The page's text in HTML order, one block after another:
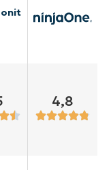
4,8